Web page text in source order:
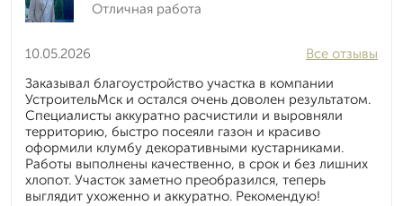
Отличная работа
10.05.2026
Все отзывы
Заказывал благоустройство участка в компании
УстроительМск и остался очень доволен результатом.
Специалисты аккуратно расчистили и выровняли
территорию, быстро посеяли газон и красиво
оформили клумбу декоративными кустарниками.
Работы выполнены качественно, в срок и без лишних
хлопот. Участок заметно преобразился, теперь
выглядит ухоженно и аккуратно. Рекомендую!